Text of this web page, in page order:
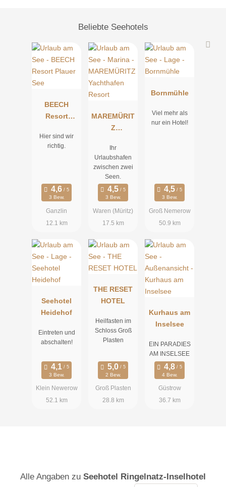
Beliebte Seehotels
BEECH
Resort
Hier sind wir
richtig.
3 Bew.
Ganzlin
12.1 km
MAREMÜRIT
Z
Resort
Ihr
Urlaubshafen
zwischen zwei
Seen.
3 Bew.
Waren (Müritz)
17.5 km
Bornmühle
Viel mehr als
nur ein Hotel!
3 Bew.
Groß Nemerow
50.9 km
Seehotel
Heidehof
Eintreten und
abschalten!
3 Bew.
Klein Newerow
52.1 km
THE RESET
HOTEL
Heilfasten im
Schloss Groß
Plasten
2 Bew.
Groß Plasten
28.8 km
Kurhaus am
Inselsee
EIN PARADIES
AM INSELSEE
4 Bew.
Güstrow
36.7 km
Alle Angaben zu Seehotel Ringelnatz-Inselhotel